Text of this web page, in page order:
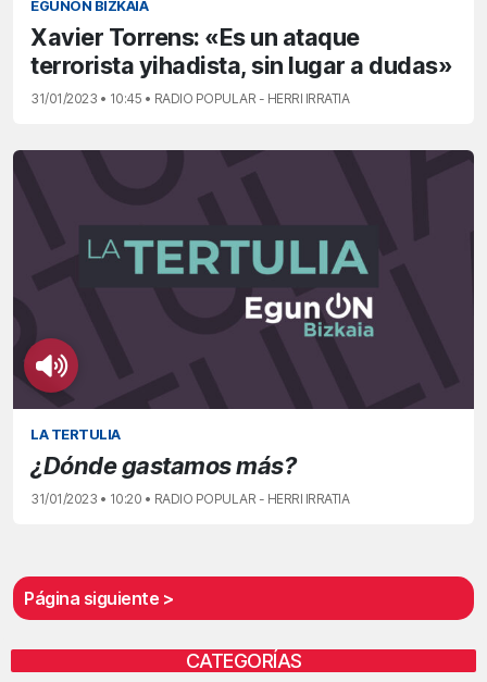
EGUNON BIZKAIA
Xavier Torrens: «Es un ataque
terrorista yihadista, sin lugar a dudas»
31/01/2023 • 10:45 • RADIO POPULAR - HERRI IRRATIA
LA TERTULIA
¿Dónde gastamos más?
31/01/2023 • 10:20 • RADIO POPULAR - HERRI IRRATIA
Página siguiente >
CATEGORÍAS